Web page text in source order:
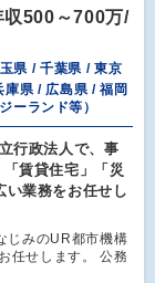
収500～700万/
県 / 千葉県 / 東京
県 / 広島県 / 福岡
ーランド等）
行政法人で、事
賃貸住宅」「災
い業務をお任せし
じみのUR都市機構
任せします。 公務